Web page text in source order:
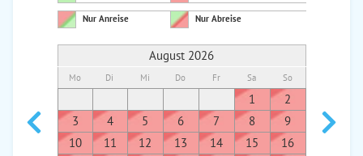
Nur Anreise Nur Abreise
August 2026
Mo Di Mi Do Fr Sa So
1
2
3
4 5 6 7 8
9
10
11 12 13 14 15
16
7